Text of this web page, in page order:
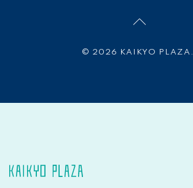
© 2026 KAIKYO PLAZA.